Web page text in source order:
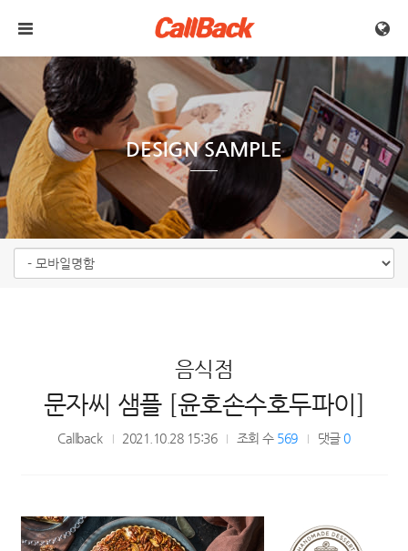
DESIGN SAMPLE
음식점
문자씨 샘플 [윤호손수호두파이]
Callback 2021.10.28 15:36 조회 수 569 댓글0